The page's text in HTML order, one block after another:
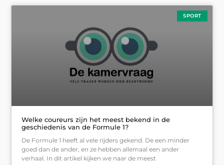
SPORT
Welke coureurs zijn het meest bekend in de
geschiedenis van de Formule 1?
De Formule 1 heeft al vele rijders gekend. De een minder
goed dan de ander, en ze hebben allemaal een ander
verhaal. In dit artikel kijken we naar de meest